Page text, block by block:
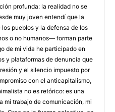
profunda: la realidad no se
muy joven entendí que la
pueblos y la defensa de los
o no humanos— forman parte
de mi vida he participado en
y plataformas de denuncia que
y el silencio impuesto por
con el anticapitalismo,
no es retórico: es una
mi trabajo de comunicación, mi